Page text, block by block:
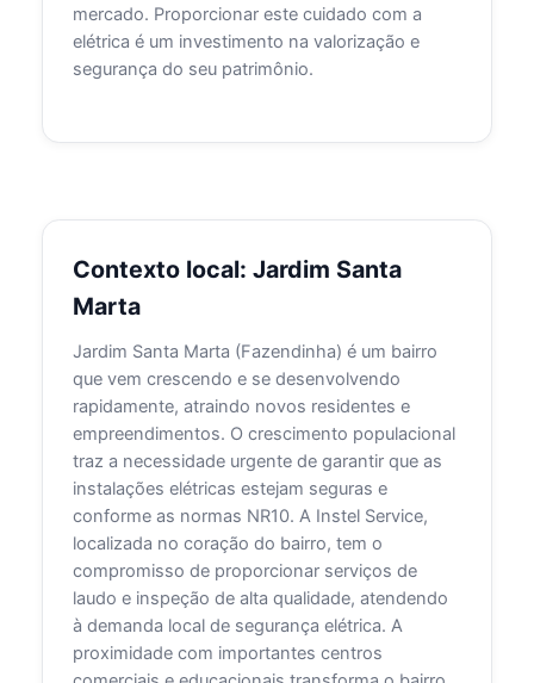
mercado. Proporcionar este cuidado com a
elétrica é um investimento na valorização e
segurança do seu patrimônio.
Contexto local: Jardim Santa
Marta
Jardim Santa Marta (Fazendinha) é um bairro
que vem crescendo e se desenvolvendo
rapidamente, atraindo novos residentes e
empreendimentos. O crescimento populacional
traz a necessidade urgente de garantir que as
instalações elétricas estejam seguras e
conforme as normas NR10. A Instel Service,
localizada no coração do bairro, tem o
compromisso de proporcionar serviços de
laudo e inspeção de alta qualidade, atendendo
à demanda local de segurança elétrica. A
proximidade com importantes centros